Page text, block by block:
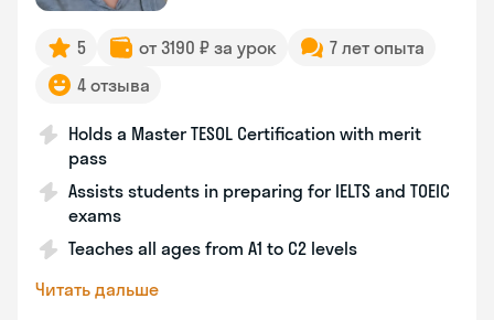
5 от 3190 ₽ за урок
7 лет опыта
4 отзыва
Holds a Master TESOL Certification with merit
pass
Assists students in preparing for IELTS and TOEIC
exams
Teaches all ages from A1 to C2 levels
Читать дальше